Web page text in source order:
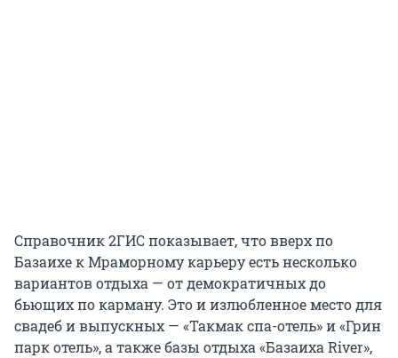
Справочник 2ГИС показывает, что вверх по
Базаихе к Мраморному карьеру есть несколько
вариантов отдыха — от демократичных до
бьющих по карману. Это и излюбленное место для
свадеб и выпускных — «Такмак спа-отель» и «Грин
парк отель», а также базы отдыха«Базаиха River»,